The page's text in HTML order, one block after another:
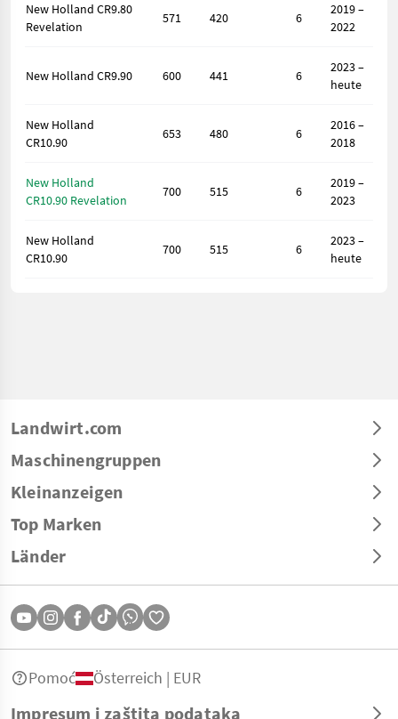
New Holland CR9.80
Revelation
571 420 6
2019 –
2022
New Holland CR9.90 600 441 6
2023 –
heute
New Holland
CR10.90
653 480 6
2016 –
2018
New Holland
CR10.90 Revelation
700 515 6
2019 –
2023
New Holland
CR10.90
700 515 6
2023 –
heute
Landwirt.com
Maschinengruppen
Kleinanzeigen
Top Marken
Länder
Impresum i zaštita podataka
Pomoć Österreich | EUR